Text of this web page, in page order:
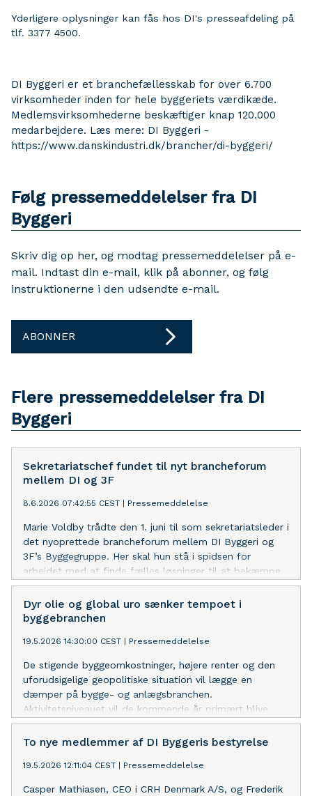
Yderligere oplysninger kan fås hos DI's presseafdeling på
tlf. 3377 4500.
DI Byggeri er et branchefællesskab for over 6.700
virksomheder inden for hele byggeriets værdikæde.
Medlemsvirksomhederne beskæftiger knap 120.000
medarbejdere. Læs mere: DI Byggeri -
https://www.danskindustri.dk/brancher/di-byggeri/
Følg pressemeddelelser fra DI
Byggeri
Skriv dig op her, og modtag pressemeddelelser på e-
mail. Indtast din e-mail, klik på abonner, og følg
instruktionerne i den udsendte e-mail.
ABONNER
Flere pressemeddelelser fra DI
Byggeri
Sekretariatschef fundet til nyt brancheforum
mellem DI og 3F
8.6.2026 07:42:55 CEST Pressemeddelelse
Marie Voldby trådte den 1. juni til som sekretariatsleder i
det nyoprettede brancheforum mellem DI Byggeri og
3F’s Byggegruppe. Her skal hun stå i spidsen for
arbejdet med at finde fælles løsninger til at bekæmpe
kriminalitet i byggebranchen.
Dyr olie og global uro sænker tempoet i
byggebranchen
19.5.2026 14:30:00 CEST Pressemeddelelse
De stigende byggeomkostninger, højere renter og den
uforudsigelige geopolitiske situation vil lægge en
dæmper på bygge- og anlægsbranchen.
Aktivitetsniveauet vil de kommende år primært blive
holdt oppe på grund af offentlige investeringer. På
boligområdet boomer renoveringer, mens nybyggeri er i
To nye medlemmer af DI Byggeris bestyrelse
19.5.2026 12:11:04 CEST Pressemeddelelse
Casper Mathiasen, CEO i CRH Denmark A/S, og Frederik